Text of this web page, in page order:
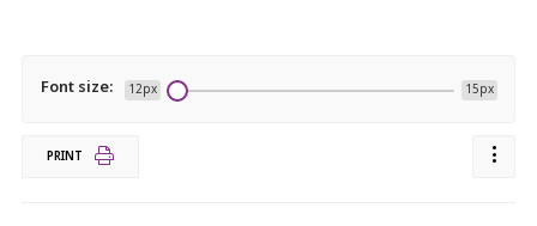
Font size: 12px 15px
PRINT